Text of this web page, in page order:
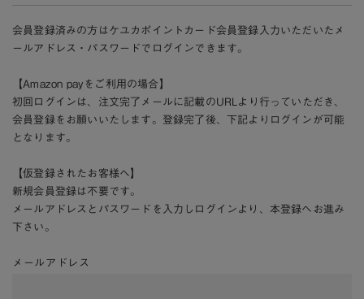
会員登録済みの方はケユカポイントカード会員登録入力いただいたメ
ールアドレス・パスワードでログインできます。
【Amazon payをご利用の場合】
初回ログインは、注文完了メールに記載のURLより行っていただき、
会員登録をお願いいたします。登録完了後、下記よりログインが可能
となります。
【仮登録されたお客様へ】
新規会員登録は不要です。
メールアドレスとパスワードを入力しログインより、本登録へお進み
下さい。
メールアドレス